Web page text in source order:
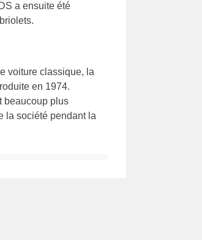
a ensuite été
voiture classique, la
en 1974.
beaucoup plus
la société pendant la